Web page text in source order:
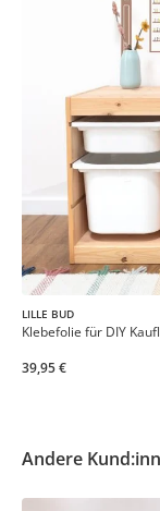
LILLE BUD
Klebefolie für DIY
39,95 €
Andere